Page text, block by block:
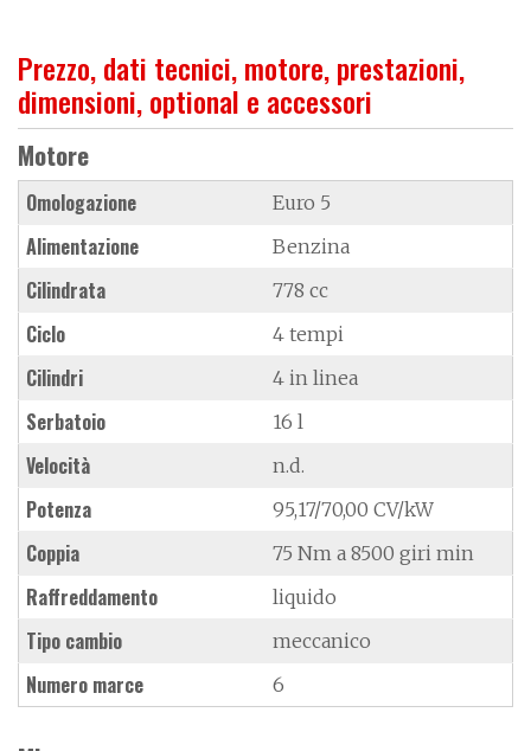
Prezzo, dati tecnici, motore, prestazioni,
dimensioni, optional e accessori
Motore
Omologazione Euro 5
Alimentazione Benzina
Cilindrata 778 cc
Ciclo 4 tempi
Cilindri 4 in linea
Serbatoio 16 l
Velocità n.d.
Potenza 95,17/70,00 CV/kW
Coppia 75 Nm a 8500 giri min
Raffreddamento liquido
Tipo cambio meccanico
Numero marce 6